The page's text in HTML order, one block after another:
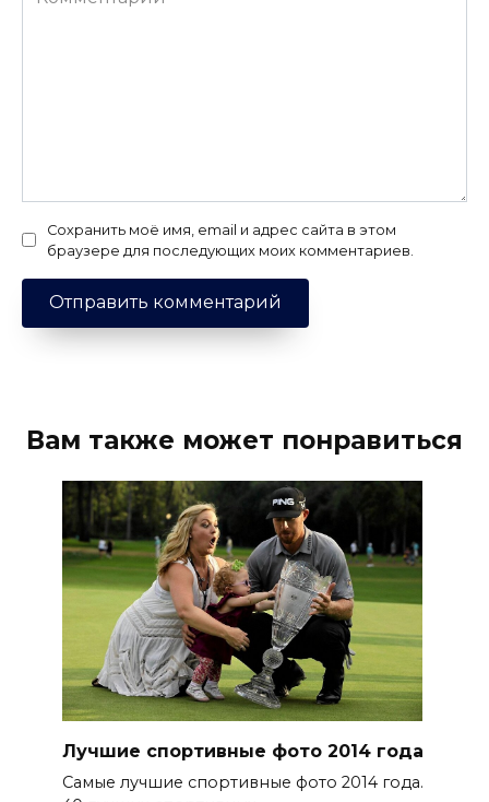
Сохранить моё имя, email и адрес сайта в этом
браузере для последующих моих комментариев.
Вам также может понравиться
Лучшие спортивные фото 2014 года
Самые лучшие спортивные фото 2014 года.